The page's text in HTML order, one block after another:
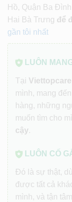
Hồ, Quận Ba
Hai Bà Trưng để
gần tôi nhất
LUÔN
Tại Viettopcare
mình, mang
hàng, những
muốn tìm cho
cậy.
LUÔN CỐ
Đó là sự thật,
được tất cả
mình, và tận